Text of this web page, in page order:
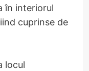
în interiorul
cuprinse de
locul